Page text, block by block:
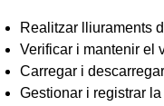
Realitzar lliuraments
Verificar i mantenir el
Carregar i
Gestionar i registrar